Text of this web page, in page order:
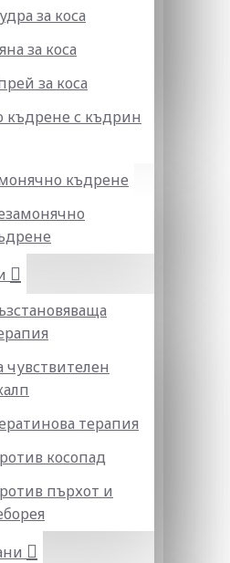
за коса
за коса
за коса
къдрене с къдрин
къдрене
чувствителен
терапия
косопад
пърхот и